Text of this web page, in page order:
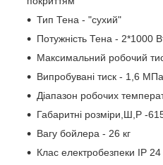
Тип Тена - "сухий"
Потужність Тена - 2*1000
Максимальний робочий
Випробувані тиск - 1,6 МПа
Діапазон робочих
Габаритні розміри,Ш,Р -
Вагу бойлера - 26 кг
Клас електробезпеки IP 24